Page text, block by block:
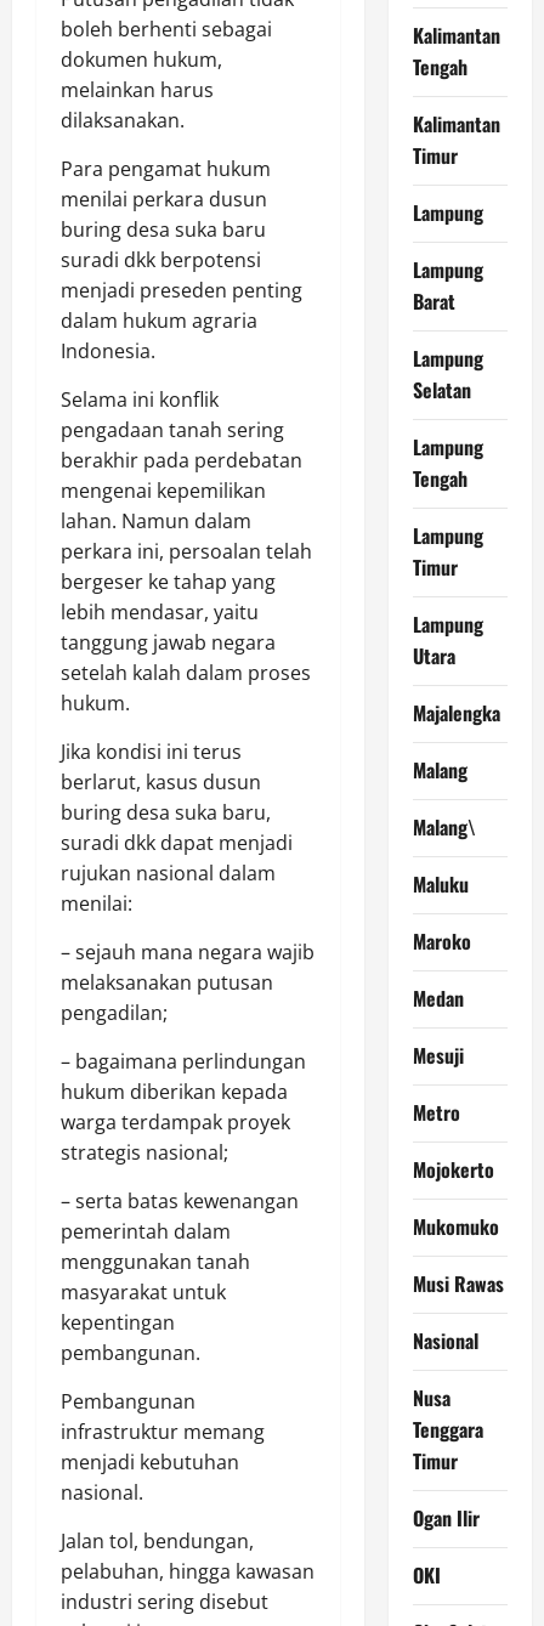
boleh berhenti sebagai
dokumen hukum,
melainkan harus
dilaksanakan.
Para pengamat hukum
menilai perkara dusun
buring desa suka baru
suradi dkk berpotensi
menjadi preseden penting
dalam hukum agraria
Indonesia.
Selama ini konflik
pengadaan tanah sering
berakhir pada perdebatan
mengenai kepemilikan
lahan. Namun dalam
perkara ini, persoalan telah
bergeser ke tahap yang
lebih mendasar, yaitu
tanggung jawab negara
setelah kalah dalam proses
hukum.
Jika kondisi ini terus
berlarut, kasus dusun
buring desa suka baru,
suradi dkk dapat menjadi
rujukan nasional dalam
menilai:
– sejauh mana negara wajib
melaksanakan putusan
pengadilan;
– bagaimana perlindungan
hukum diberikan kepada
warga terdampak proyek
strategis nasional;
– serta batas kewenangan
pemerintah dalam
menggunakan tanah
masyarakat untuk
kepentingan
pembangunan.
Pembangunan
infrastruktur memang
menjadi kebutuhan
nasional.
Jalan tol, bendungan,
pelabuhan, hingga kawasan
industri sering disebut
Kalimantan
Tengah
Kalimantan
Timur
Lampung
Lampung
Barat
Lampung
Selatan
Lampung
Tengah
Lampung
Timur
Lampung
Utara
Majalengka
Malang
Malang\
Maluku
Maroko
Medan
Mesuji
Metro
Mojokerto
Mukomuko
Musi Rawas
Nasional
Nusa
Tenggara
Timur
Ogan Ilir
OKI